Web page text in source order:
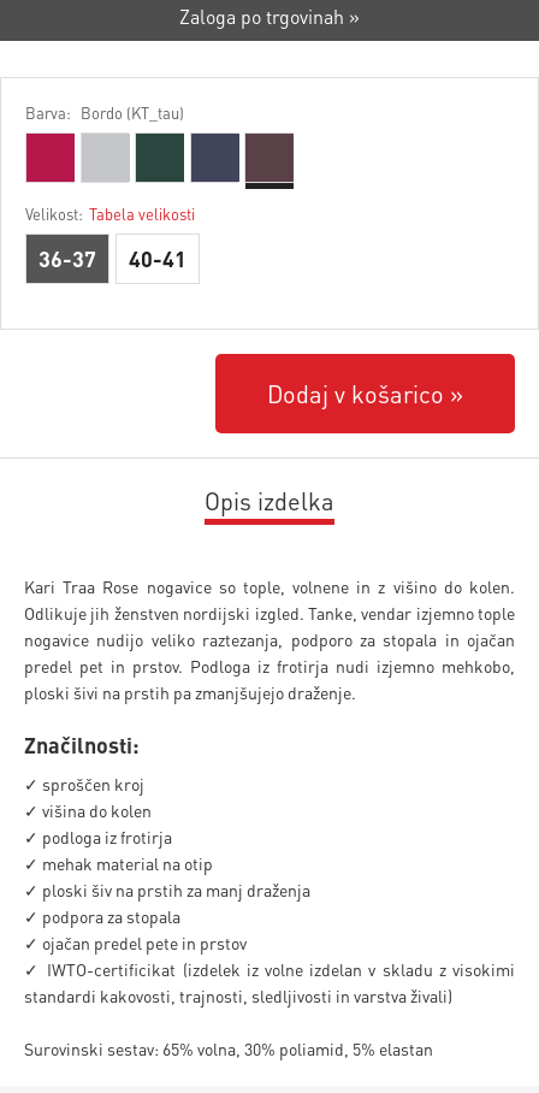
Zaloga po trgovinah »
Barva: Bordo (KT_tau)
Velikost: Tabela velikosti
36-37 40-41
Dodaj v košarico
Opis izdelka
Kari Traa Rose nogavice so tople, volnene in z višino do kolen.
Odlikuje jih ženstven nordijski izgled. Tanke, vendar izjemno tople
nogavice nudijo veliko raztezanja, podporo za stopala in ojačan
predel pet in prstov. Podloga iz frotirja nudi izjemno mehkobo,
ploski šivi na prstih pa zmanjšujejo draženje.
Značilnosti:
✓ sproščen kroj
✓ višina do kolen
✓ podloga iz frotirja
✓ mehak material na otip
✓ ploski šiv na prstih za manj draženja
✓ podpora za stopala
✓ ojačan predel pete in prstov
✓ IWTO-certificikat (izdelek iz volne izdelan v skladu z visokimi
standardi kakovosti, trajnosti, sledljivosti in varstva živali)
Surovinski sestav: 65% volna, 30% poliamid, 5% elastan